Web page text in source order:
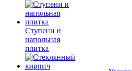
Ступени и
напольная
плитка